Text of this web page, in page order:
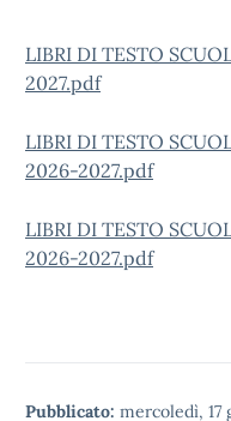
LIBRI DI TESTO
2027.pdf
LIBRI DI TESTO
2026-2027.pdf
LIBRI DI TESTO
2026-2027.pdf
Pubblicato: mercoledì, 17